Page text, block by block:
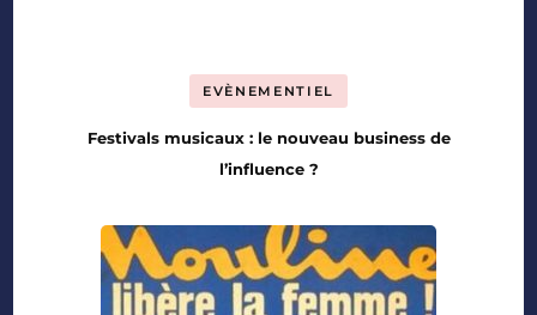
EVÈNEMENTIEL
Festivals musicaux : le nouveau business de
l’influence ?